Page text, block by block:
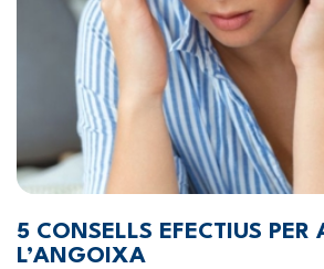
5 CONSELLS EFECTIUS PER
L’ANGOIXA